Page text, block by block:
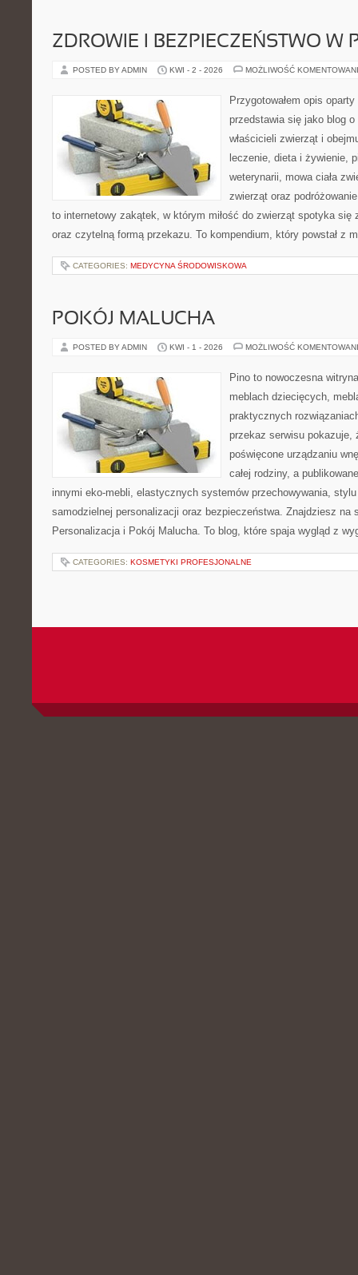
ZDROWIE I BEZPIECZEŃSTWO W
POSTED BY ADMIN KWI - 2 - 2026 MOŻLIWOŚĆ
Przygotowałem opis
przedstawia się jako blog
właścicieli zwierząt i
leczenie, dieta i żywienie,
weterynarii, mowa ciała
zwierząt oraz
to internetowy zakątek, w którym miłość do zwierząt spotyka
oraz czytelną formą przekazu. To kompendium, który powstał z
CATEGORIES: MEDYCYNA ŚRODOWISKOWA
POKÓJ MALUCHA
POSTED BY ADMIN KWI - 1 - 2026 MOŻLIWOŚĆ
Pino to nowoczesna
meblach dziecięcych,
praktycznych
przekaz serwisu pokazuje,
poświęcone urządzaniu
całej rodziny, a
innymi eko-mebli, elastycznych systemów przechowywania,
samodzielnej personalizacji oraz bezpieczeństwa. Znajdziesz na
Personalizacja i Pokój Malucha. To blog, które spaja wygląd z
CATEGORIES: KOSMETYKI PROFESJONALNE